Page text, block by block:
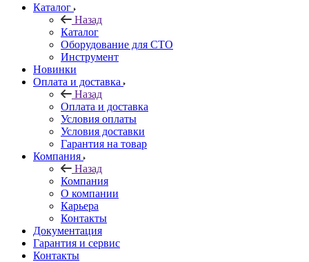
Каталог
Назад
Каталог
Оборудование для СТО
Инструмент
Новинки
Оплата и доставка
Назад
Оплата и доставка
Условия оплаты
Условия доставки
Гарантия на товар
Компания
Назад
Компания
О компании
Карьера
Контакты
Документация
Гарантия и сервис
Контакты